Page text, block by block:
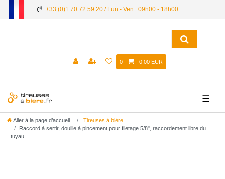
+33 (0)1 70 72 59 20 / Lun - Ven : 09h00 - 18h00
0 0,00 EUR
☰
Aller à la page d’accueil
Tireuses à bière
Raccord à sertir, douille à pincement pour filetage 5/8", raccordement libre du
tuyau